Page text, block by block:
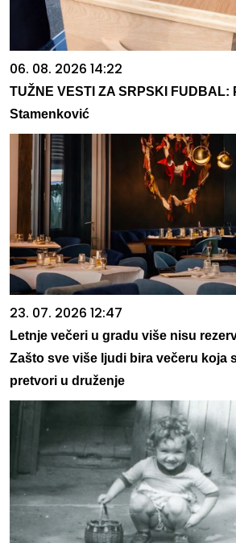
06. 08. 2026 14:22
TUŽNE VESTI ZA SRPSKI FUDBAL:
Stamenković
23. 07. 2026 12:47
Letnje večeri u gradu više nisu
Zašto sve više ljudi bira večeru koja
pretvori u druženje